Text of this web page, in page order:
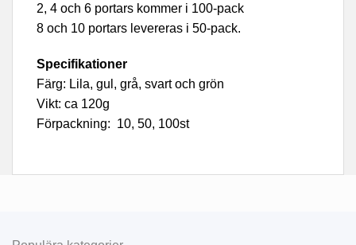
2, 4 och 6 portars kommer i 100-pack
8 och 10 portars levereras i 50-pack.
Specifikationer
Färg: Lila, gul, grå, svart och grön
Vikt: ca 120g
Förpackning: 10, 50, 100st